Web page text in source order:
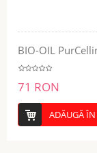
BIO-OIL
71 RON
ADĂUGĂ ÎN